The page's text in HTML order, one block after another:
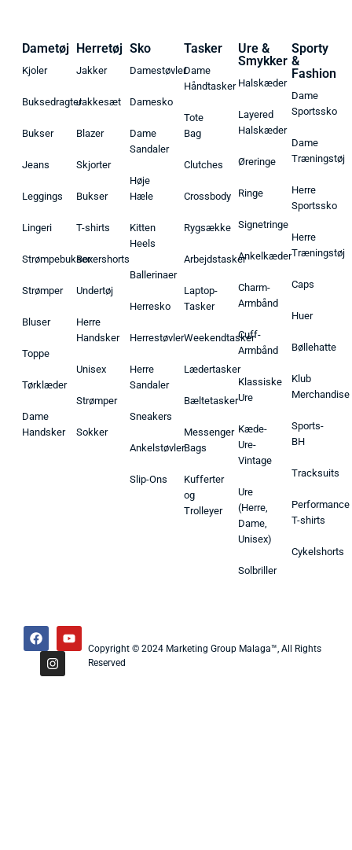
Dametøj
Kjoler
Buksedragter
Bukser
Jeans
Leggings
Lingeri
Strømpebukser
Strømper
Bluser
Toppe
Tørklæder
Dame
Handsker
Herretøj
Jakker
Jakkesæt
Blazer
Skjorter
Bukser
T-shirts
Boxershorts
Undertøj
Herre
Handsker
Unisex
Strømper
Sokker
Sko
Damestøvler
Damesko
Dame
Sandaler
Høje
Hæle
Kitten
Heels
Ballerinaer
Herresko
Herrestøvler
Herre
Sandaler
Sneakers
Ankelstøvler
Slip-Ons
Tasker
Dame
Håndtasker
Tote
Bag
Clutches
Crossbody
Rygsække
Arbejdstasker
Laptop-
Tasker
Weekendtasker
Lædertasker
Bæltetasker
Messenger
Bags
Kufferter
og
Trolleyer
Ure &
Smykker
Halskæder
Layered
Halskæder
Øreringe
Ringe
Signetringe
Ankelkæder
Charm-
Armbånd
Cuff-
Armbånd
Klassiske
Ure
Kæde-
Ure-
Vintage
Ure
(Herre,
Dame,
Unisex)
Solbriller
Sporty
&
Fashion
Dame
Sportssko
Dame
Træningstøj
Herre
Sportssko
Herre
Træningstøj
Caps
Huer
Bøllehatte
Klub
Merchandise
Sports-
BH
Tracksuits
Performance
T-shirts
Cykelshorts
Copyright © 2024 Marketing Group Malaga™, All Rights
Reserved